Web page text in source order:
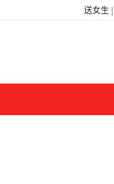
送女生